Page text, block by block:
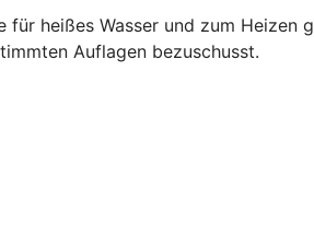
heißes Wasser und zum
Auflagen bezuschusst.